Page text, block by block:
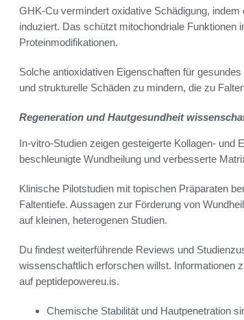
GHK-Cu vermindert oxidative Schädigung,
induziert. Das schützt mitochondriale Funktionen
Proteinmodifikationen.
Solche antioxidativen Eigenschaften für
und strukturelle Schäden zu mindern, die zu
Regeneration und Hautgesundheit
In-vitro-Studien zeigen gesteigerte Kollagen- und
beschleunigte Wundheilung und verbesserte
Klinische Pilotstudien mit topischen Präparaten
Faltentiefe. Aussagen zur Förderung von
auf kleinen, heterogenen Studien.
Du findest weiterführende Reviews und
wissenschaftlich erforschen willst. Informationen
auf peptidepowereu.is.
Chemische Stabilität und Hautpenetration